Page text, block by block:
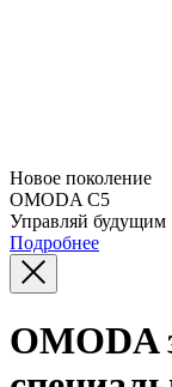
Новое поколение
OMODA C5
Управляй будущим
Подробнее
OMODA